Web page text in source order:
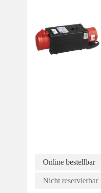
Online bestellbar
Nicht reservierbar